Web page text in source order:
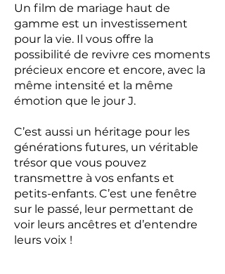
Un film de mariage haut de
gamme est un investissement
pour la vie. Il vous offre la
possibilité de revivre ces moments
précieux encore et encore, avec la
même intensité et la même
émotion que le jour J.
C’est aussi un héritage pour les
générations futures, un véritable
trésor que vous pouvez
transmettre à vos enfants et
petits-enfants. C’est une fenêtre
sur le passé, leur permettant de
voir leurs ancêtres et d’entendre
leurs voix !